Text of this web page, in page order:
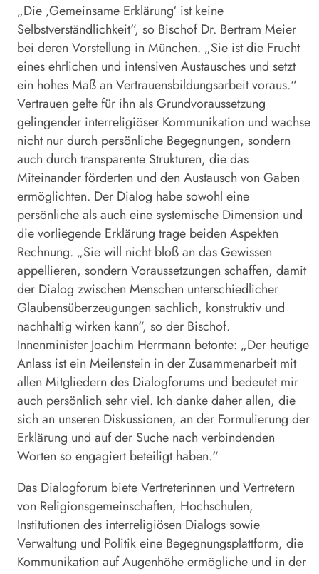
„Die ‚Gemeinsame Erklärung‘ ist keine
Selbstverständlichkeit“, so Bischof Dr. Bertram Meier
bei deren Vorstellung in München. „Sie ist die Frucht
eines ehrlichen und intensiven Austausches und setzt
ein hohes Maß an Vertrauensbildungsarbeit voraus.“
Vertrauen gelte für ihn als Grundvoraussetzung
gelingender interreligiöser Kommunikation und wachse
nicht nur durch persönliche Begegnungen, sondern
auch durch transparente Strukturen, die das
Miteinander förderten und den Austausch von Gaben
ermöglichten. Der Dialog habe sowohl eine
persönliche als auch eine systemische Dimension und
die vorliegende Erklärung trage beiden Aspekten
Rechnung. „Sie will nicht bloß an das Gewissen
appellieren, sondern Voraussetzungen schaffen, damit
der Dialog zwischen Menschen unterschiedlicher
Glaubensüberzeugungen sachlich, konstruktiv und
nachhaltig wirken kann“, so der Bischof.
Innenminister Joachim Herrmann betonte: „Der heutige
Anlass ist ein Meilenstein in der Zusammenarbeit mit
allen Mitgliedern des Dialogforums und bedeutet mir
auch persönlich sehr viel. Ich danke daher allen, die
sich an unseren Diskussionen, an der Formulierung der
Erklärung und auf der Suche nach verbindenden
Worten so engagiert beteiligt haben.“
Das Dialogforum biete Vertreterinnen und Vertretern
von Religionsgemeinschaften, Hochschulen,
Institutionen des interreligiösen Dialogs sowie
Verwaltung und Politik eine Begegnungsplattform, die
Kommunikation auf Augenhöhe ermögliche und in der